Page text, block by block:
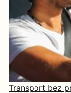
Transport bez